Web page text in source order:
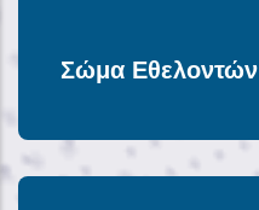
Σώμα Εθελοντών